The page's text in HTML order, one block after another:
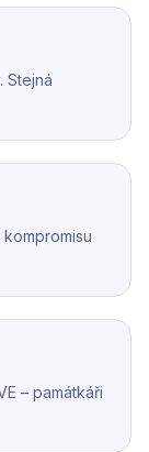
Stejná
– památkáři